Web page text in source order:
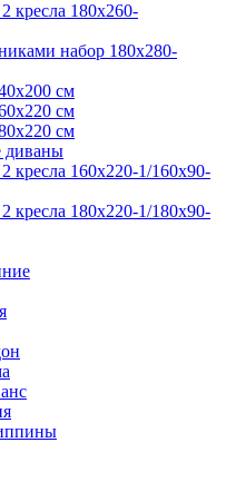
кресла 180х260-
набор 180х280-
см
см
см
диваны
кресла 160х220-1/160х90-
кресла 180х220-1/180х90-